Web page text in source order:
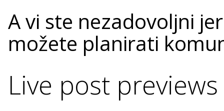
A vi ste nezadovoljni
možete planirati
Live post